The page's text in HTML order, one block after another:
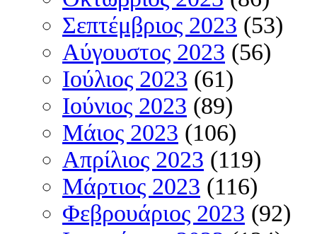
Σεπτέμβριος 2023 (53)
Αύγουστος 2023 (56)
Ιούλιος 2023 (61)
Ιούνιος 2023 (89)
Μάιος 2023 (106)
Απρίλιος 2023 (119)
Μάρτιος 2023 (116)
Φεβρουάριος 2023 (92)